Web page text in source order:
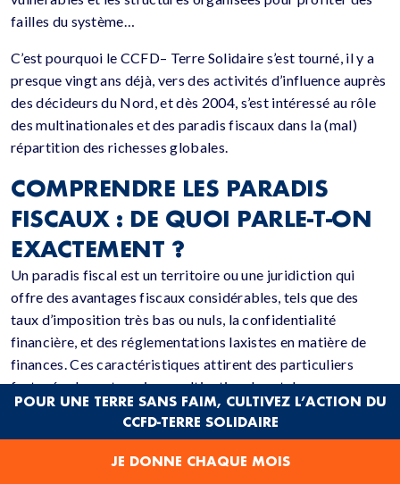
failles du système…
C’est pourquoi le CCFD– Terre Solidaire s’est tourné, il y a
presque vingt ans déjà, vers des activités d’influence auprès
des décideurs du Nord, et dès 2004, s’est intéressé au rôle
des multinationales et des paradis fiscaux dans la (mal)
répartition des richesses globales.
COMPRENDRE LES PARADIS
FISCAUX : DE QUOI PARLE-T-ON
EXACTEMENT ?
Un paradis fiscal est un territoire ou une juridiction qui
offre des avantages fiscaux considérables, tels que des
taux d’imposition très bas ou nuls, la confidentialité
financière, et des réglementations laxistes en matière de
finances. Ces caractéristiques attirent des particuliers
fortunés, des entreprises multinationales et des
investisseurs en quête d’une optimisation fiscale.
formes, y compris des îles tropicales, des petits États
POUR UNE TERRE SANS FAIM, CULTIVEZ L’ACTION DU
CCFD-TERRE SOLIDAIRE
JE DONNE CHAQUE MOIS